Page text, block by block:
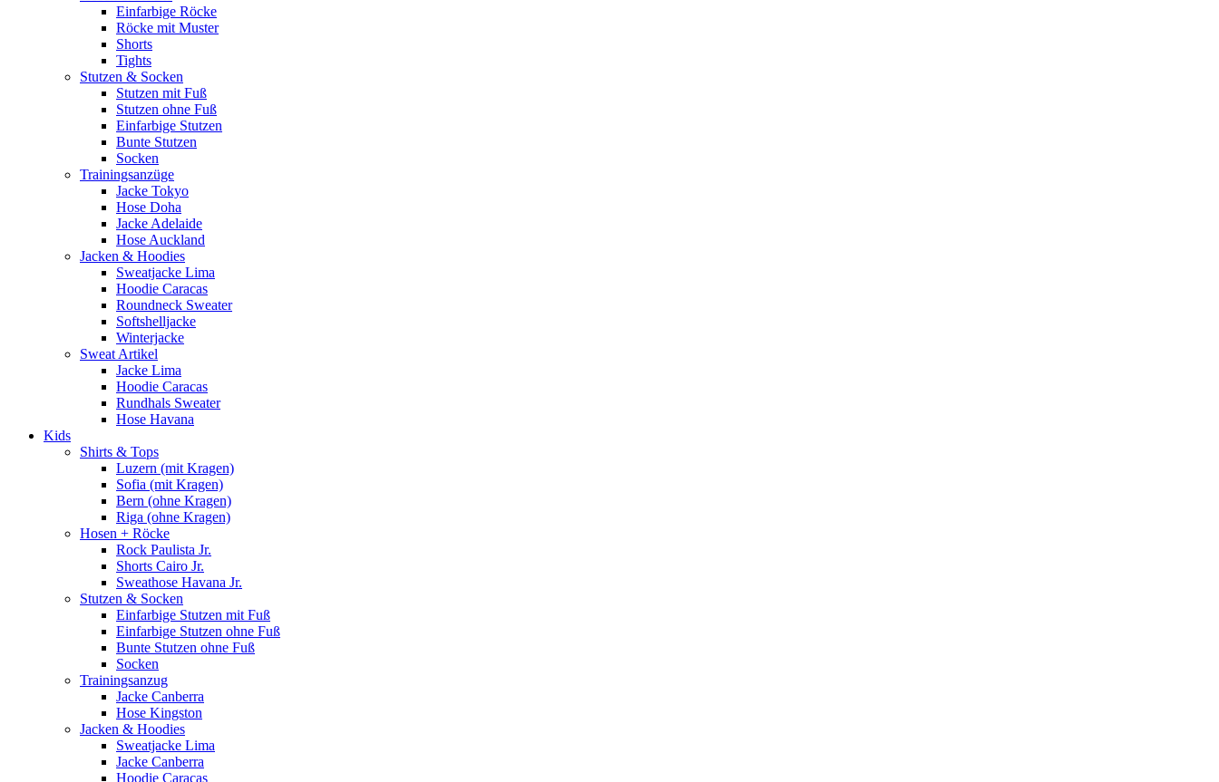
Einfarbige Röcke
Röcke mit Muster
Shorts
Tights
Stutzen & Socken
Stutzen mit Fuß
Stutzen ohne Fuß
Einfarbige Stutzen
Bunte Stutzen
Socken
Trainingsanzüge
Jacke Tokyo
Hose Doha
Jacke Adelaide
Hose Auckland
Jacken & Hoodies
Sweatjacke Lima
Hoodie Caracas
Roundneck Sweater
Softshelljacke
Winterjacke
Sweat Artikel
Jacke Lima
Hoodie Caracas
Rundhals Sweater
Hose Havana
Kids
Shirts & Tops
Luzern (mit Kragen)
Sofia (mit Kragen)
Bern (ohne Kragen)
Riga (ohne Kragen)
Hosen + Röcke
Rock Paulista Jr.
Shorts Cairo Jr.
Sweathose Havana Jr.
Stutzen & Socken
Einfarbige Stutzen mit Fuß
Einfarbige Stutzen ohne Fuß
Bunte Stutzen ohne Fuß
Socken
Trainingsanzug
Jacke Canberra
Hose Kingston
Jacken & Hoodies
Sweatjacke Lima
Jacke Canberra
Hoodie Caracas